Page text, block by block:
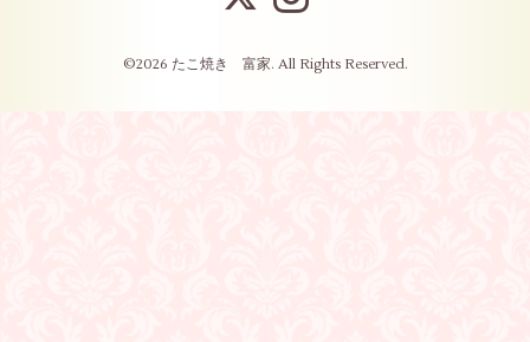
©2026 たこ焼き 富家. All Rights Reserved.